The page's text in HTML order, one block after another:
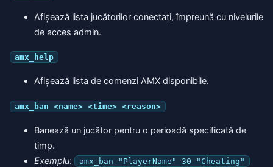
Afișează lista jucătorilor conectați, împreună cu nivelurile
de acces admin.
amx_help
Afișează lista de comenzi AMX disponibile.
amx_ban <name> <time> <reason>
Banează un jucător pentru o perioadă specificată de
timp.
Exemplu: amx_ban "PlayerName" 30 "Cheating"